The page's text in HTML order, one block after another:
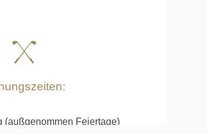
(außgenommen Feiertage)